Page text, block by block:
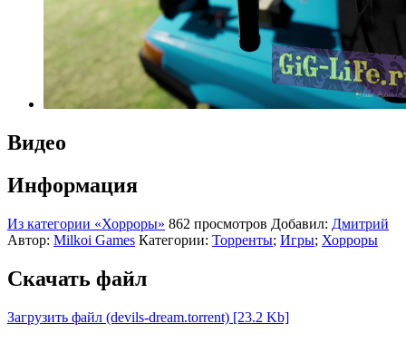
Видео
Информация
Из категории «Хорроры» 862 просмотров Добавил: Дмитрий
Автор: Milkoi Games Категории: Торренты; Игры; Хорроры
Скачать файл
Загрузить файл (devils-dream.torrent) [23.2 Kb]